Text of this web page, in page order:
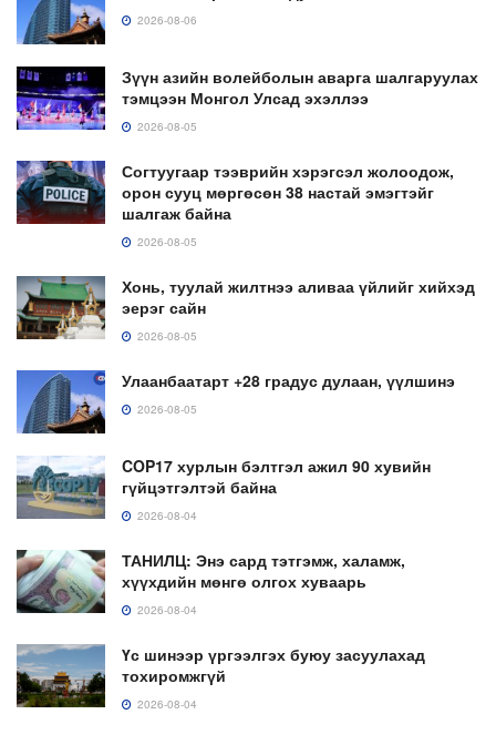
2026-08-06
Зүүн азийн волейболын аварга шалгаруулах
тэмцээн Монгол Улсад эхэллээ
2026-08-05
Согтуугаар тээврийн хэрэгсэл жолоодож,
орон сууц мөргөсөн 38 настай эмэгтэйг
шалгаж байна
2026-08-05
Хонь, туулай жилтнээ аливаа үйлийг хийхэд
эерэг сайн
2026-08-05
Улаанбаатарт +28 градус дулаан, үүлшинэ
2026-08-05
COP17 хурлын бэлтгэл ажил 90 хувийн
гүйцэтгэлтэй байна
2026-08-04
ТАНИЛЦ: Энэ сард тэтгэмж, халамж,
хүүхдийн мөнгө олгох хуваарь
2026-08-04
Үс шинээр үргээлгэх буюу засуулахад
тохиромжгүй
2026-08-04